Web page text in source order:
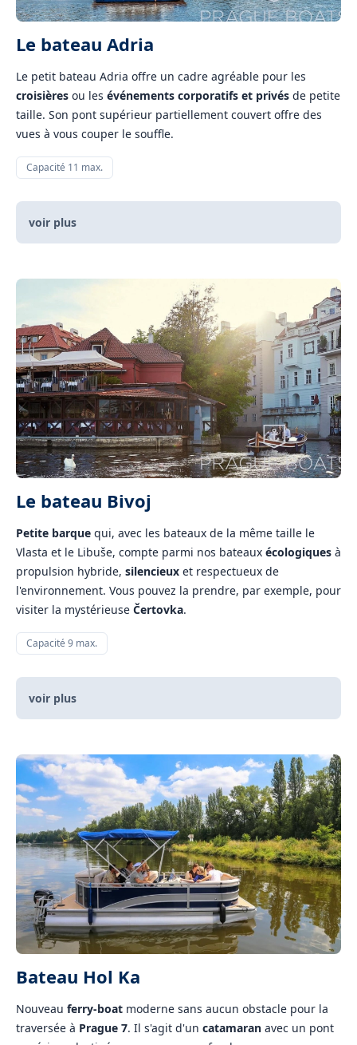
Le bateau Adria
Le petit bateau Adria offre un cadre agréable pour les
croisières ou les événements corporatifs et privés de petite
taille. Son pont supérieur partiellement couvert offre des
vues à vous couper le souffle.
Capacité 11 max.
voir plus
Le bateau Bivoj
Petite barque qui, avec les bateaux de la même taille le
Vlasta et le Libuše, compte parmi nos bateaux écologiques à
propulsion hybride, silencieux et respectueux de
l'environnement. Vous pouvez la prendre, par exemple, pour
visiter la mystérieuse Čertovka.
Capacité 9 max.
voir plus
Bateau Hol Ka
Nouveau ferry-boat moderne sans aucun obstacle pour la
traversée à Prague 7. Il s'agit d'un catamaran avec un pont